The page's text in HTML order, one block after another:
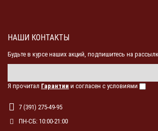
НАШИ КОНТАКТЫ
Будьте в курсе наших акций, подпишитесь на
Я прочитал Гарантии и согласен с условиями
7 (391) 275-49-95
ПН-СБ: 10:00-21:00